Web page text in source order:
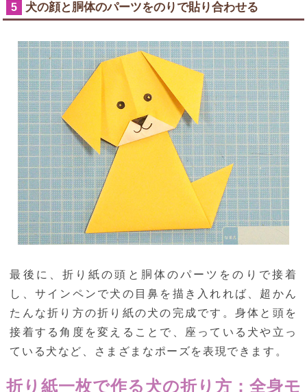
5 犬の顔と胴体のパーツをのりで貼り合わせる
最後に、折り紙の頭と胴体のパーツをのりで接着
し、サインペンで犬の目鼻を描き入れれば、超かん
たんな折り方の折り紙の犬の完成です。身体と頭を
接着する角度を変えることで、座っている犬や立っ
ている犬など、さまざまなポーズを表現できます。
折り紙一枚で作る犬の折り方：全身モ